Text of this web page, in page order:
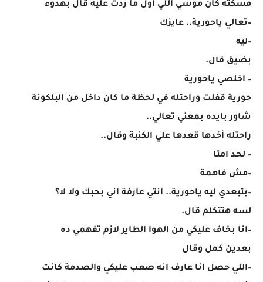
مسكته كان موسي اللي اول ما ردت عليه قال بهدوء
–تعالي ياحورية.. عايزك
–ليه
بضيق قال.
– اخلصي ياحورية
حورية قفلت وراحتله في لحظة ما كان داخل من البلكونة
شاور بايده بمعني تعالي..
راحتله أخدها قعدها علي الكنبة وقال..
– لحد امتا
–مش فاهمة
–بتبعدي ليه ياحورية.. انتي عارفة اني بحبك ولا لا؟
لسه هتتكلم قال.
–انا بخاف عليكي من الهوا الطاير لازم تفهمي ده
بعدين كمل وقال
–اللي حصل انا عارف انه صعب عليكي والصدمة كانت